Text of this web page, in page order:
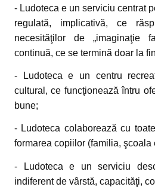
- Ludoteca e un serviciu centrat
regulată, implicativă, ce
necesităţilor de „imaginaţie
continuă, ce se termină doar la
- Ludoteca e un centru
cultural, ce funcţionează întru
bune;
- Ludoteca colaborează cu
formarea copiilor (familia, şcoala
- Ludoteca e un serviciu
indiferent de vârstă, capacităţi,